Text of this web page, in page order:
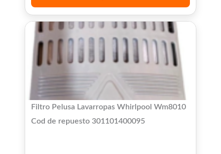
Filtro Pelusa Lavarropas Whirlpool Wm8010
Cod de repuesto 301101400095